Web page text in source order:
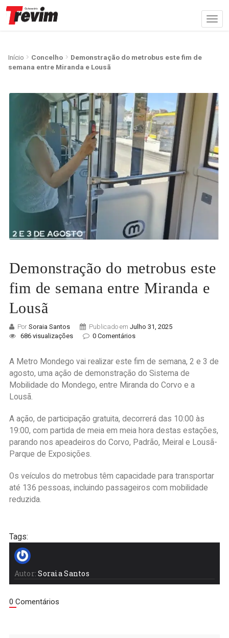
Início Concelho
Demonstração do metrobus este fim de
semana entre Miranda e Lousã
Demonstração do metrobus este
fim de semana entre Miranda e
Lousã
Por Soraia Santos Publicado em Julho 31, 2025
686 visualizações
0 Comentários
A Metro Mondego vai realizar este fim de semana, 2 e 3 de
agosto, uma ação de demonstração do Sistema de
Mobilidade do Mondego, entre Miranda do Corvo e a
Lousã.
A ação, de participação gratuita, decorrerá das 10:00 às
19:00, com partida de meia em meia hora destas estações,
parando nos apeadeiros do Corvo, Padrão, Meiral e Lousã-
Parque de Exposições.
Os veículos do metrobus têm capacidade para transportar
até 136 pessoas, incluindo passageiros com mobilidade
reduzida.
Tags:
Autor: Soraia Santos
0 Comentários